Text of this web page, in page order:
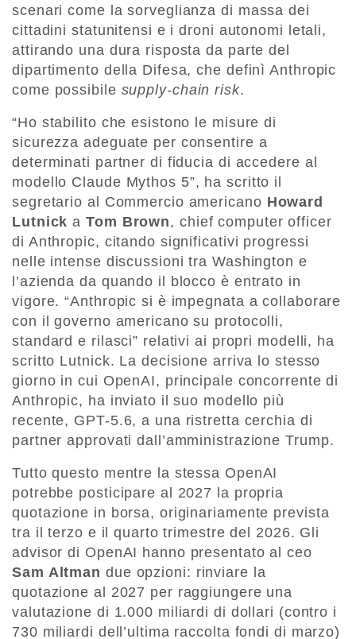
scenari come la sorveglianza di massa dei
cittadini statunitensi e i droni autonomi letali,
attirando una dura risposta da parte del
dipartimento della Difesa, che definì Anthropic
come possibile supply-chain risk.
“Ho stabilito che esistono le misure di
sicurezza adeguate per consentire a
determinati partner di fiducia di accedere al
modello Claude Mythos 5”, ha scritto il
segretario al Commercio americano Howard
Lutnick aTom Brown, chief computer officer
di Anthropic, citando significativi progressi
nelle intense discussioni tra Washington e
l’azienda da quando il blocco è entrato in
vigore. “Anthropic si è impegnata a collaborare
con il governo americano su protocolli,
standard e rilasci” relativi ai propri modelli, ha
scritto Lutnick. La decisione arriva lo stesso
giorno in cui OpenAI, principale concorrente di
Anthropic, ha inviato il suo modello più
recente, GPT-5.6, a una ristretta cerchia di
partner approvati dall’amministrazione Trump.
Tutto questo mentre la stessa OpenAI
potrebbe posticipare al 2027 la propria
quotazione in borsa, originariamente prevista
tra il terzo e il quarto trimestre del 2026. Gli
advisor di OpenAI hanno presentato al ceo
Sam Altman due opzioni: rinviare la
quotazione al 2027 per raggiungere una
valutazione di 1.000 miliardi di dollari (contro i
730 miliardi dell’ultima raccolta fondi di marzo)